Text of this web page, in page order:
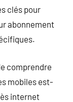
clés pour
abonnement
comprendre
mobiles est-
internet